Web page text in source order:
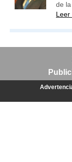
de
Leer